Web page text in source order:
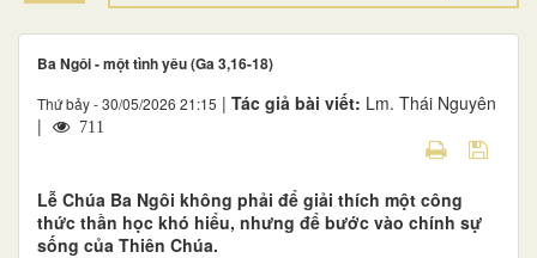
Ba Ngôi - một tình yêu (Ga 3,16-18)
Thứ bảy - 30/05/2026 21:15 | Tác giả bài viết: Lm. Thái Nguyên
|
711
Lễ Chúa Ba Ngôi không phải để giải thích một công
thức thần học khó hiểu, nhưng để bước vào chính sự
sống của Thiên Chúa.